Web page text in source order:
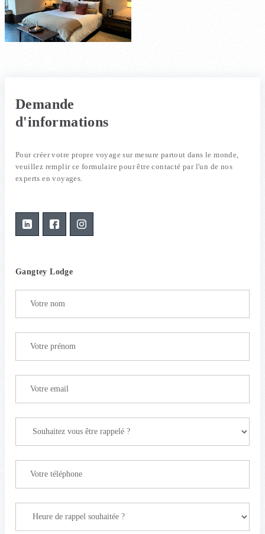
Demande
d'informations
Pour créer votre propre voyage sur mesure partout dans le monde,
veuillez remplir ce formulaire pour être contacté par l'un de nos
experts en voyages.
Gangtey Lodge